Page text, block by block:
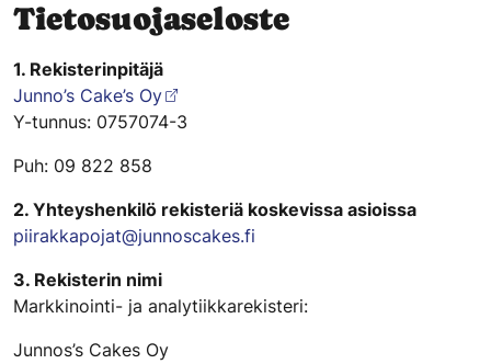
Tietosuojaseloste
1. Rekisterinpitäjä
Junno’s Cake’s Oy
Y-tunnus: 0757074-3
Puh: 09 822 858
2. Yhteyshenkilö rekisteriä koskevissa asioissa
piirakkapojat@junnoscakes.fi
3. Rekisterin nimi
Markkinointi- ja analytiikkarekisteri:
Junnos’s Cakes Oy